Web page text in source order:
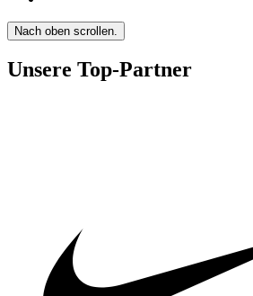
Nach oben scrollen.
Unsere Top-Partner